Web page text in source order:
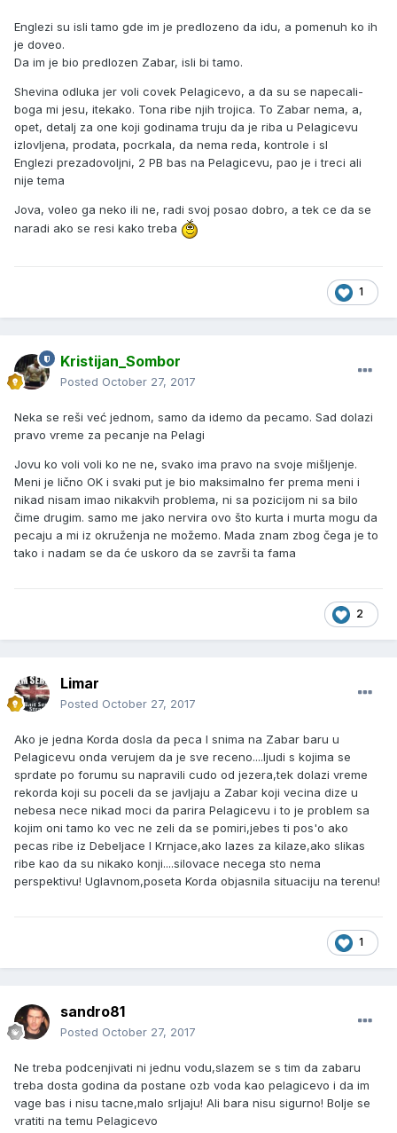
Englezi su isli tamo gde im je predlozeno da idu, a pomenuh ko ih
je doveo.
Da im je bio predlozen Zabar, isli bi tamo.
Shevina odluka jer voli covek Pelagicevo, a da su se napecali-
boga mi jesu, itekako. Tona ribe njih trojica. To Zabar nema, a,
opet, detalj za one koji godinama truju da je riba u Pelagicevu
izlovljena, prodata, pocrkala, da nema reda, kontrole i sl
Englezi prezadovoljni, 2 PB bas na Pelagicevu, pao je i treci ali
nije tema
Jova, voleo ga neko ili ne, radi svoj posao dobro, a tek ce da se
naradi ako se resi kako treba
1
Kristijan_Sombor
Posted October 27, 2017
Neka se reši već jednom, samo da idemo da pecamo. Sad dolazi
pravo vreme za pecanje na Pelagi
Jovu ko voli voli ko ne ne, svako ima pravo na svoje mišljenje.
Meni je lično OK i svaki put je bio maksimalno fer prema meni i
nikad nisam imao nikakvih problema, ni sa pozicijom ni sa bilo
čime drugim. samo me jako nervira ovo što kurta i murta mogu da
pecaju a mi iz okruženja ne možemo. Mada znam zbog čega je to
tako i nadam se da će uskoro da se završi ta fama
2
Limar
Posted October 27, 2017
Ako je jedna Korda dosla da peca I snima na Zabar baru u
Pelagicevu onda verujem da je sve receno....ljudi s kojima se
sprdate po forumu su napravili cudo od jezera,tek dolazi vreme
rekorda koji su poceli da se javljaju a Zabar koji vecina dize u
nebesa nece nikad moci da parira Pelagicevu i to je problem sa
kojim oni tamo ko vec ne zeli da se pomiri,jebes ti pos'o ako
pecas ribe iz Debeljace I Krnjace,ako lazes za kilaze,ako slikas
ribe kao da su nikako konji....silovace necega sto nema
perspektivu! Uglavnom,poseta Korda objasnila situaciju na terenu!
1
sandro81
Posted October 27, 2017
Ne treba podcenjivati ni jednu vodu,slazem se s tim da zabaru
treba dosta godina da postane ozb voda kao pelagicevo i da im
vage bas i nisu tacne,malo srljaju! Ali bara nisu sigurno! Bolje se
vratiti na temu Pelagicevo